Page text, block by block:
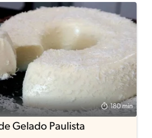
180 min
Gelado Paulista